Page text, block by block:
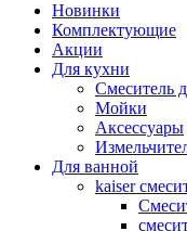
Новинки
Комплектующие
Акции
Для кухни
Cмеситель
Мойки
Аксессуары
Для ванной
kaiser